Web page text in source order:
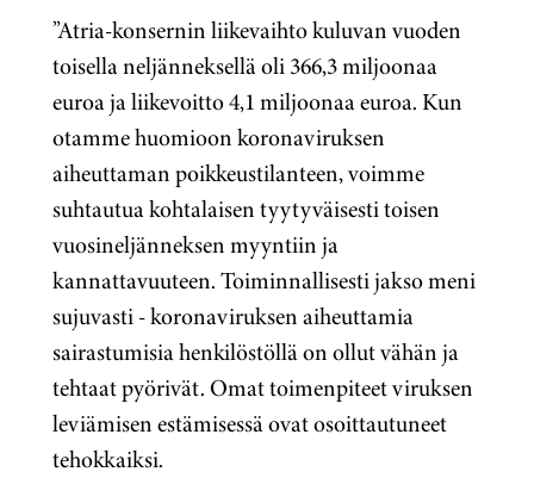
”Atria-konsernin liikevaihto kuluvan vuoden
toisella neljänneksellä oli 366,3 miljoonaa
euroa ja liikevoitto 4,1 miljoonaa euroa. Kun
otamme huomioon koronaviruksen
aiheuttaman poikkeustilanteen, voimme
suhtautua kohtalaisen tyytyväisesti toisen
vuosineljänneksen myyntiin ja
kannattavuuteen. Toiminnallisesti jakso meni
sujuvasti - koronaviruksen aiheuttamia
sairastumisia henkilöstöllä on ollut vähän ja
tehtaat pyörivät. Omat toimenpiteet viruksen
leviämisen estämisessä ovat osoittautuneet
tehokkaiksi.